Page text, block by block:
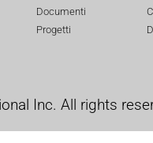
Documenti
Progetti
Inc. All rights